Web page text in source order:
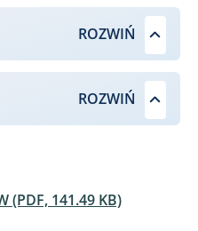
(PDF, 141.49 KB)